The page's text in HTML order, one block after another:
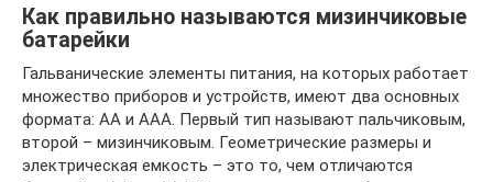
Как правильно называются мизинчиковые
батарейки
Гальванические элементы питания, на которых работает
множество приборов и устройств, имеют два основных
формата: АА и ААА. Первый тип называют пальчиковым,
второй – мизинчиковым. Геометрические размеры и
электрическая емкость – это то, чем отличаются